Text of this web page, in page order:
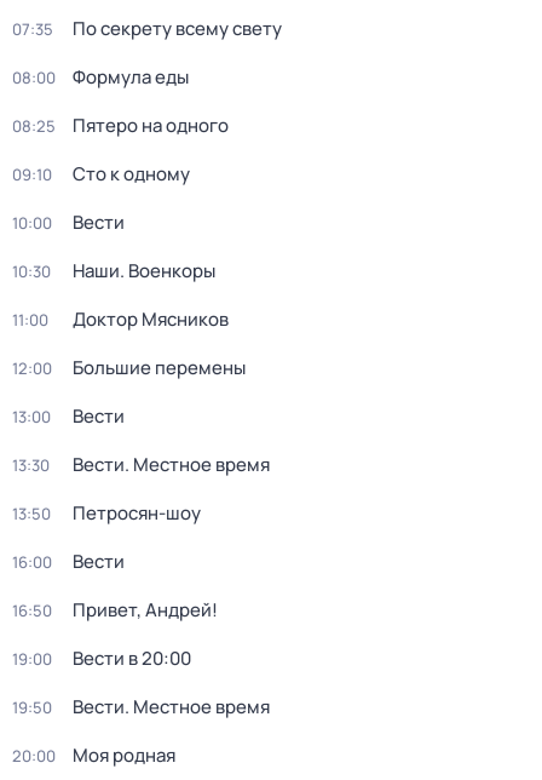
07:35 По секрету всему свету
08:00 Формула еды
08:25 Пятеро на одного
09:10 Сто к одному
10:00 Вести
10:30 Наши. Военкоры
11:00 Доктор Мясников
12:00 Большие перемены
13:00 Вести
13:30 Вести. Местное время
13:50 Петросян-шоу
16:00 Вести
16:50 Привет, Андрей!
19:00 Вести в 20:00
19:50 Вести. Местное время
20:00 Моя родная